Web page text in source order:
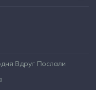
Вдруг Послали